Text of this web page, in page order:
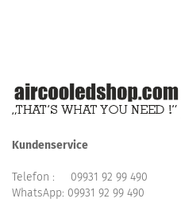
Kundenservice
Telefon : 09931 92 99 490
WhatsApp: 09931 92 99 490